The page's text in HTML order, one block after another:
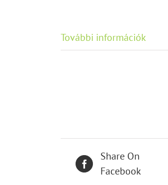
További információk
Share On
Facebook